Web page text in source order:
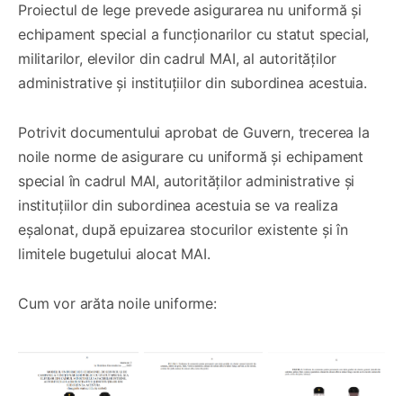
Proiectul de lege prevede asigurarea nu uniformă și
echipament special a funcționarilor cu statut special,
militarilor, elevilor din cadrul MAI, al autorităților
administrative și instituțiilor din subordinea acestuia.
Potrivit documentului aprobat de Guvern, trecerea la
noile norme de asigurare cu uniformă și echipament
special în cadrul MAI, autorităților administrative și
instituțiilor din subordinea acestuia se va realiza
eșalonat, după epuizarea stocurilor existente și în
limitele bugetului alocat MAI.
Cum vor arăta noile uniforme: